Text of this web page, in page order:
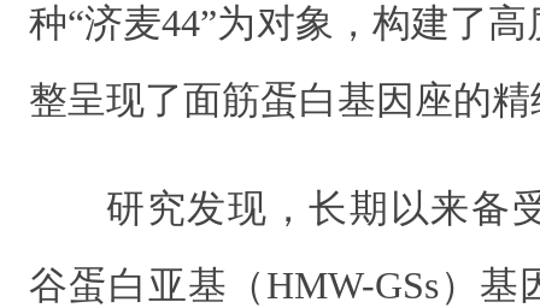
种“济麦44”为对象，构建了
整呈现了面筋蛋白基因座的
研究发现，长期以来备
谷蛋白亚基（HMW-GSs）